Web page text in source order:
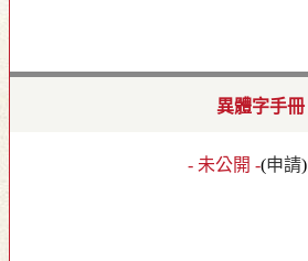
異體字手冊
- 未公開 -(申請)